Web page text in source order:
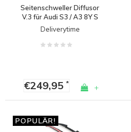
Seitenschweller Diffusor
V.3 für Audi S3 / A3 8Y S
line Sedan/Sportback
Deliverytime
€249,95* +
POPULÄR!